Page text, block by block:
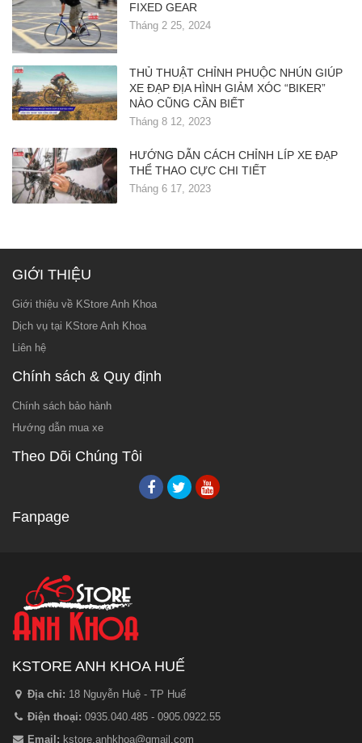
FIXED GEAR
Tháng 2 25, 2024
THỦ THUẬT CHỈNH PHUỘC NHÚN GIÚP
XE ĐẠP ĐỊA HÌNH GIẢM XÓC “BIKER”
NÀO CŨNG CẦN BIẾT
Tháng 8 12, 2023
HƯỚNG DẪN CÁCH CHỈNH LÍP XE ĐẠP
THỂ THAO CỰC CHI TIẾT
Tháng 6 17, 2023
GIỚI THIỆU
Giới thiệu về KStore Anh Khoa
Dịch vụ tại KStore Anh Khoa
Liên hệ
Chính sách & Quy định
Chính sách bảo hành
Hướng dẫn mua xe
Theo Dõi Chúng Tôi
Fanpage
KSTORE ANH KHOA HUẾ
Địa chỉ: 18 Nguyễn Huệ - TP Huế
Điện thoại: 0935.040.485 - 0905.0922.55
Email: kstore.anhkhoa@gmail.com